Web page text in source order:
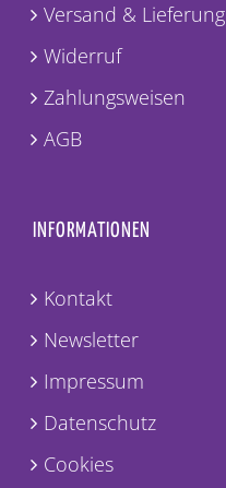
Versand & Lieferung
Widerruf
Zahlungsweisen
AGB
INFORMATIONEN
Kontakt
Newsletter
Impressum
Datenschutz
Cookies